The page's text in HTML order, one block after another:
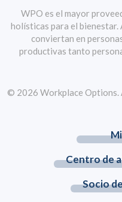
WPO es el mayor
holísticas para el bienestar.
conviertan en
productivas tanto
Centro de
Socio
© 2026 Workplace Options.